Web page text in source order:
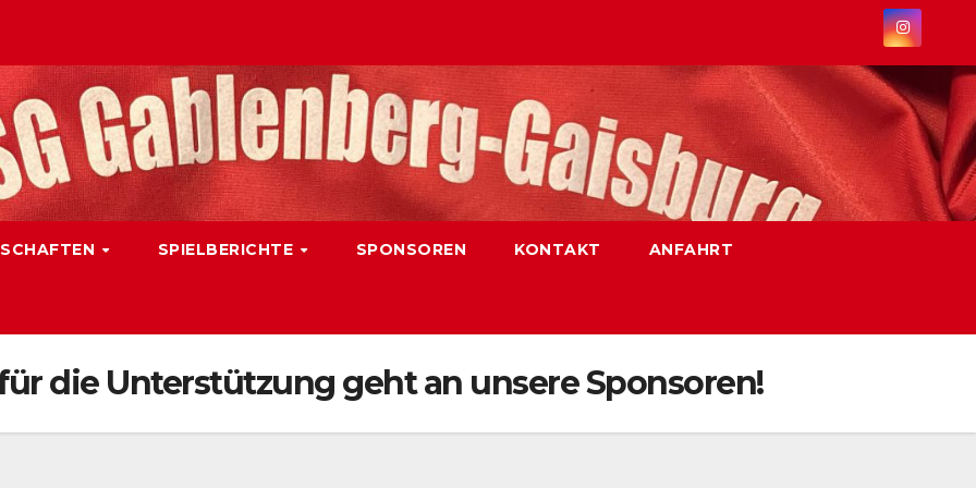
SPIELBERICHTE SPONSOREN KONTAKT ANFAHRT
die Unterstützung geht an unsere Sponsoren!